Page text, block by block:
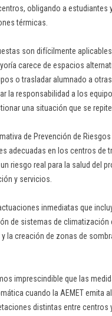
obligando a estudiantes
térmicas.
son difícilmente
carece de espacios
o trasladar alumnado a
la responsabilidad a los
una situación que se
de Prevención de
adecuadas en los centros de
riesgo real para la salud del
y servicios.
inmediatas que
de sistemas de climatización
la creación de zonas de
imprescindible que las
cuando la AEMET emita
distintas entre centros